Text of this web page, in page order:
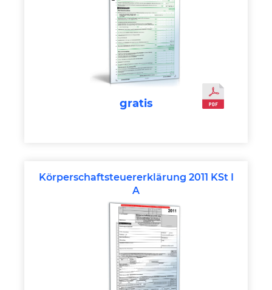
gratis
Körperschaftsteuererklärung 2011 KSt I
A